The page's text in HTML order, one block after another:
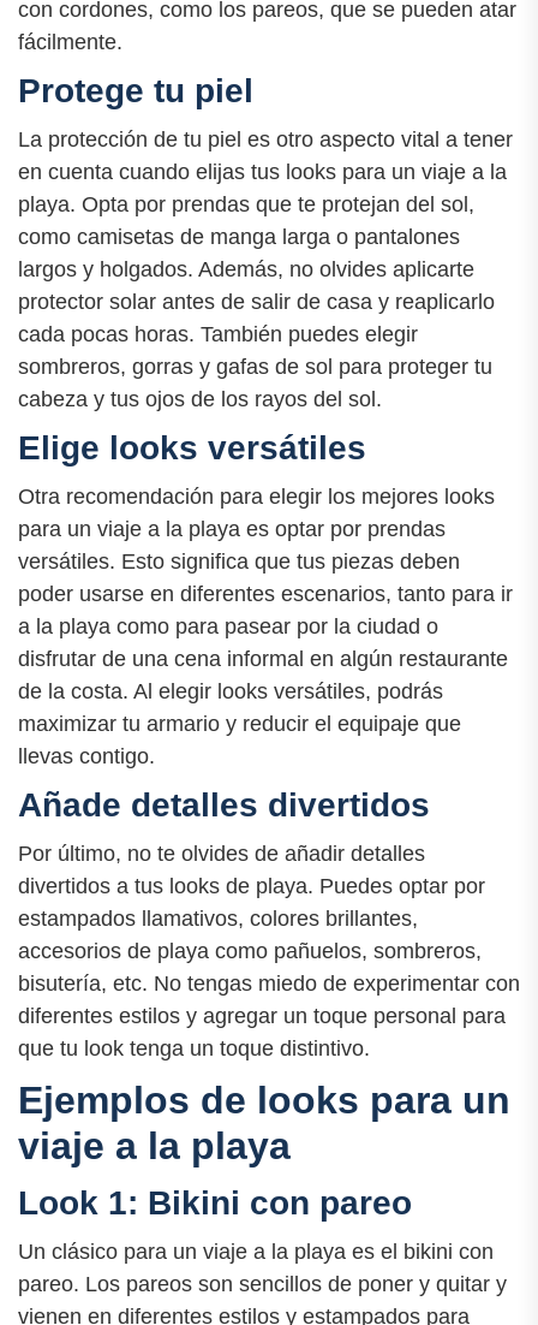
con cordones, como los pareos, que se pueden atar
fácilmente.
Protege tu piel
La protección de tu piel es otro aspecto vital a tener
en cuenta cuando elijas tus looks para un viaje a la
playa. Opta por prendas que te protejan del sol,
como camisetas de manga larga o pantalones
largos y holgados. Además, no olvides aplicarte
protector solar antes de salir de casa y reaplicarlo
cada pocas horas. También puedes elegir
sombreros, gorras y gafas de sol para proteger tu
cabeza y tus ojos de los rayos del sol.
Elige looks versátiles
Otra recomendación para elegir los mejores looks
para un viaje a la playa es optar por prendas
versátiles. Esto significa que tus piezas deben
poder usarse en diferentes escenarios, tanto para ir
a la playa como para pasear por la ciudad o
disfrutar de una cena informal en algún restaurante
de la costa. Al elegir looks versátiles, podrás
maximizar tu armario y reducir el equipaje que
llevas contigo.
Añade detalles divertidos
Por último, no te olvides de añadir detalles
divertidos a tus looks de playa. Puedes optar por
estampados llamativos, colores brillantes,
accesorios de playa como pañuelos, sombreros,
bisutería, etc. No tengas miedo de experimentar con
diferentes estilos y agregar un toque personal para
que tu look tenga un toque distintivo.
Ejemplos de looks para un
viaje a la playa
Look 1: Bikini con pareo
Un clásico para un viaje a la playa es el bikini con
pareo. Los pareos son sencillos de poner y quitar y
vienen en diferentes estilos y estampados para